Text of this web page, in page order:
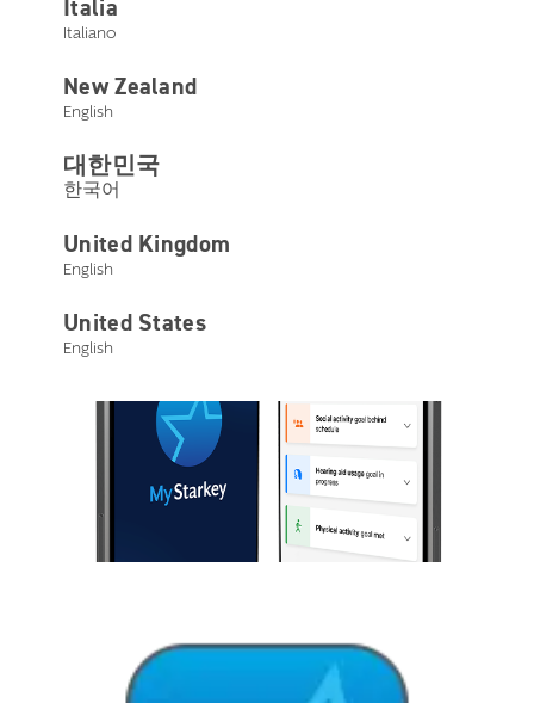
Italia
Italiano
New Zealand
English
대한민국
한국어
United Kingdom
English
United States
English